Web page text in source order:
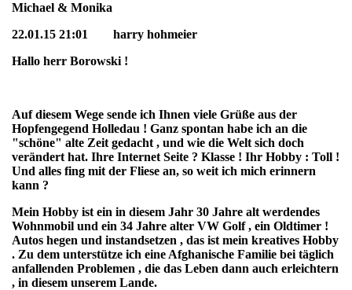
Michael & Monika
22.01.15 21:01 harry hohmeier
Hallo herr Borowski !
Auf diesem Wege sende ich Ihnen viele Grüße aus der
Hopfengegend Holledau ! Ganz spontan habe ich an die
"schöne" alte Zeit gedacht , und wie die Welt sich doch
verändert hat. Ihre Internet Seite ? Klasse ! Ihr Hobby : Toll !
Und alles fing mit der Fliese an, so weit ich mich erinnern
kann ?
Mein Hobby ist ein in diesem Jahr 30 Jahre alt werdendes
Wohnmobil und ein 34 Jahre alter VW Golf , ein Oldtimer !
Autos hegen und instandsetzen , das ist mein kreatives Hobby
. Zu dem unterstütze ich eine Afghanische Familie bei täglich
anfallenden Problemen , die das Leben dann auch erleichtern
, in diesem unserem Lande.